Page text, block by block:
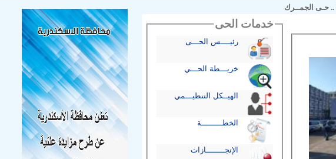
.. حـى الجمــرك
خدمات الحى
رئيــــس الحـــى
خريـــطة الحـــي
الهيــكل التنظيـــمي
الخطـــــــــة
الإنجــــــــازات